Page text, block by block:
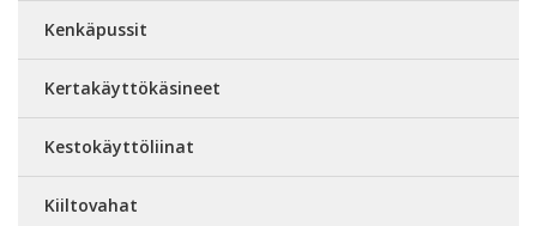
Kenkäpussit
Kertakäyttökäsineet
Kestokäyttöliinat
Kiiltovahat